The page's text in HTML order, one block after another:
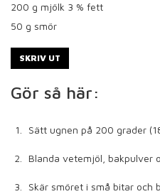
200 g mjölk 3 % fett
50 g smör
SKRIV UT
Gör så här:
Sätt ugnen på 200 grader
Blanda vetemjöl, bakpulver
Skär smöret i små bitar och